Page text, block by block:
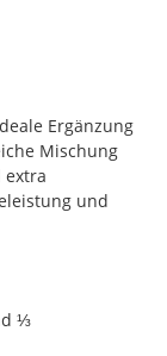
Ergänzung
Mischung
extra
und
⅓